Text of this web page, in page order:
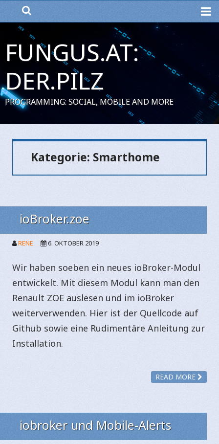
FUNGUS.AT:
DER.PILZ
PROGRAMMING: SOCIAL, MOBILE AND MORE
Kategorie: Smarthome
ioBroker.zoe
RENE 6. OKTOBER 2019
Wir haben soeben ein neues ioBroker-Modul
entwickelt. Mit diesem Modul kann man den
Renault ZOE auslesen und im ioBroker
weiterverwenden. Hier ist der Quellcode auf
Github sowie eine Rudimentäre Anleitung zur
Installation.
READ MORE
iobroker und Mobile-Alerts